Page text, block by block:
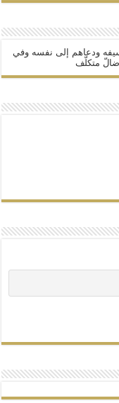
ودعاهم إلى نفسه وفي
متكلّف